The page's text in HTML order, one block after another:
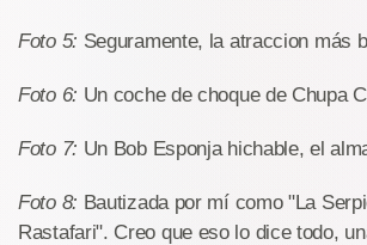
Foto 5: Seguramente, la atraccion más
Foto 6: Un coche de choque de Chupa
Foto 7: Un Bob Esponja hichable, el
Foto 8: Bautizada por mí como "La
Rastafari". Creo que eso lo dice todo,